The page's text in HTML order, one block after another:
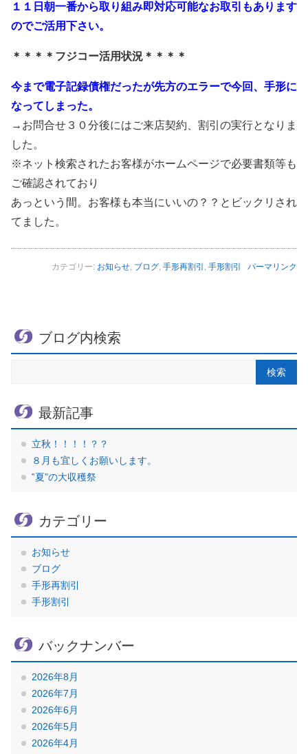
１１日朝一番から取り組み即対応可能なお取引もあります
のでご活用下さい。
＊＊＊＊フジコー活用状況＊＊＊＊
今まで電子記録債権だったが先方のエラーで今回、手形に
なってしまった。
→お問合せ３０分後にはご来店契約、割引の実行となりま
した。
※ネット検索されたお客様がホームページで必要書類等も
ご確認されており
あっという間。お客様も本当にいいの？？とビックリされ
てました。
カテゴリー: お知らせ, ブログ, 手形再割引 , 手形割引 パーマリンク
ブログ内検索
最新記事
立秋！！！！？？
８月も宜しくお願いします。
‟夏”の大収穫祭
カテゴリー
お知らせ
ブログ
手形再割引
手形割引
バックナンバー
2026年8月
2026年7月
2026年6月
2026年5月
2026年4月